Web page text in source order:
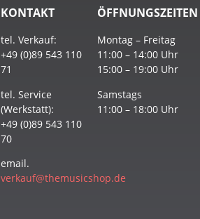
KONTAKT
tel. Verkauf:
+49 (0)89 543 110
71
tel. Service
(Werkstatt):
+49 (0)89 543 110
70
email.
verkauf@themusicshop.de
ÖFFNUNGSZEITEN
Montag – Freitag
11:00 – 14:00 Uhr
15:00 – 19:00 Uhr
Samstags
11:00 – 18:00 Uhr